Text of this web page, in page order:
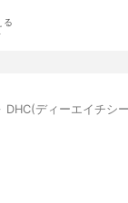
る
DHC(ディーエイチシ